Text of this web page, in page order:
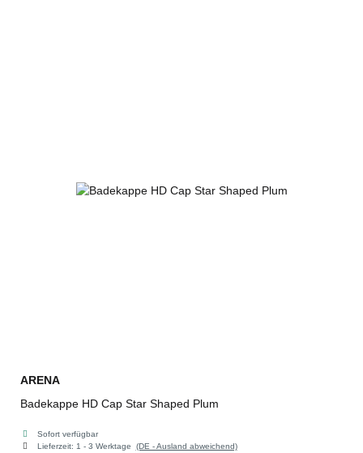
ARENA
Badekappe HD Cap Star Shaped Plum
Sofort verfügbar
Lieferzeit: 1 - 3 Werktage (DE - Ausland abweichend)